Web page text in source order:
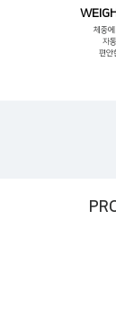
체중
자
편안